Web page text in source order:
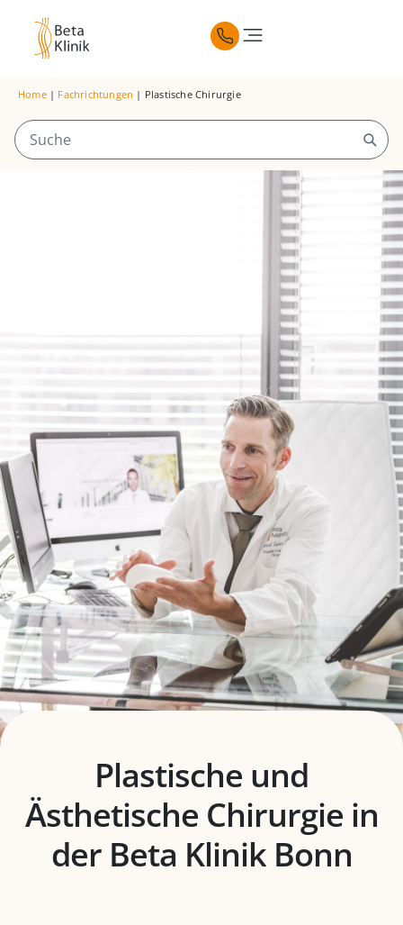
Home| Fachrichtungen | Plastische Chirurgie
Plastische und
Ästhetische Chirurgie in
der Beta Klinik Bonn